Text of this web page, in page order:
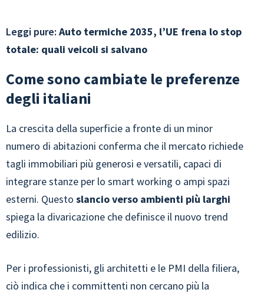
Leggi pure: Auto termiche 2035, l’UE frena lo stop
totale: quali veicoli si salvano
Come sono cambiate le preferenze
degli italiani
La crescita della superficie a fronte di un minor
numero di abitazioni conferma che il mercato richiede
tagli immobiliari più generosi e versatili, capaci di
integrare stanze per lo smart working o ampi spazi
esterni. Questo slancio verso ambienti più larghi
spiega la divaricazione che definisce il nuovo trend
edilizio.
Per i professionisti, gli architetti e le PMI della filiera,
ciò indica che i committenti non cercano più la